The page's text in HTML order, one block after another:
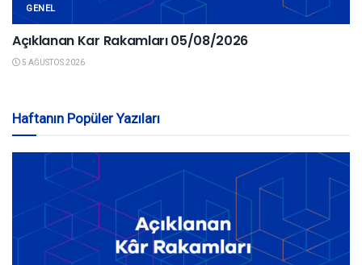
GENEL
Açıklanan Kar Rakamları 05/08/2026
5 AĞUSTOS 2026
Haftanın Popüler Yazıları